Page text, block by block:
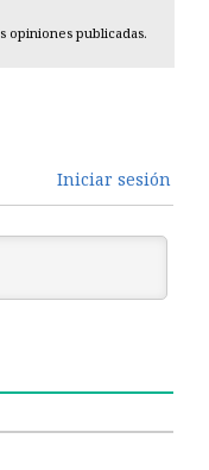
opiniones publicadas.
Iniciar sesión